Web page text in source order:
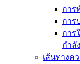
การ
การ
การ
กำลั
เส้นทางค